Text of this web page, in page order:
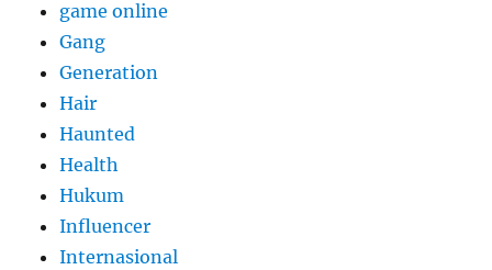
game online
Gang
Generation
Hair
Haunted
Health
Hukum
Influencer
Internasional